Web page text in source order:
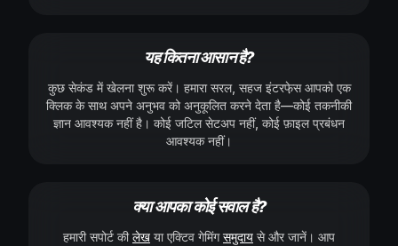
यह कितना आसान है?
कुछ सेकंड में खेलना शुरू करें। हमारा सरल, सहज इंटरफे़स आपको एक
क्लिक के साथ अपने अनुभव को अनुकूलित करने देता है—कोई तकनीकी
ज्ञान आवश्यक नहीं है। कोई जटिल सेटअप नहीं, कोई फ़ाइल प्रबंधन
आवश्यक नहीं।
क्या आपका कोई सवाल है?
हमारी सपोर्ट कीलेख या एक्टिव गेमिंगसमुदाय से और जानें। आप